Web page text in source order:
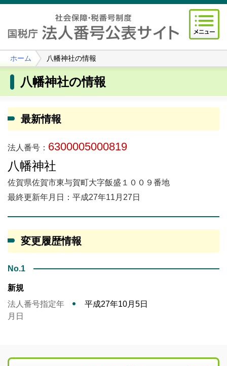
ホーム 八幡神社の情報
八幡神社の情報
最新情報
法人番号： 6300005000819
八幡神社
佐賀県佐賀市東与賀町大字飯盛１００９番地
最終更新年月日：平成27年11月27日
変更履歴情報
No.1
新規
法人番号指定年
月日
平成27年10月5日